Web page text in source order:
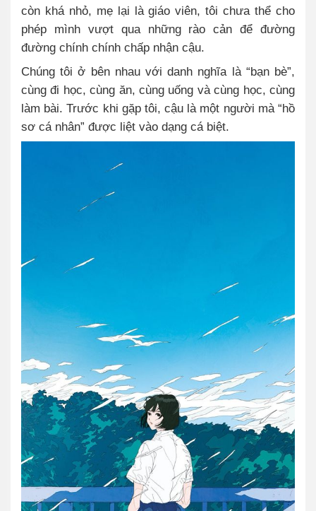
còn khá nhỏ, mẹ lại là giáo viên, tôi chưa thể cho
phép mình vượt qua những rào cản để đường
đường chính chính chấp nhận cậu.
Chúng tôi ở bên nhau với danh nghĩa là “bạn bè”,
cùng đi học, cùng ăn, cùng uống và cùng học, cùng
làm bài. Trước khi gặp tôi, cậu là một người mà “hồ
sơ cá nhân” được liệt vào dạng cá biệt.